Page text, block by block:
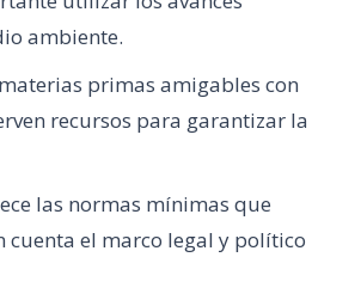
ambiente.
primas amigables con
recursos para garantizar la
las normas mínimas que
el marco legal y político